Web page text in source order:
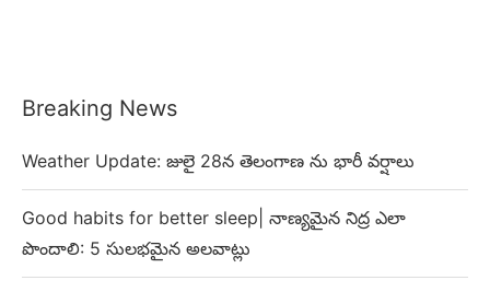
Breaking News
Weather Update: జులై 28న తెలంగాణ ను భారీ వర్షాలు
Good habits for better sleep| నాణ్యమైన నిద్ర ఎలా
పొందాలి: 5 సులభమైన అలవాట్లు